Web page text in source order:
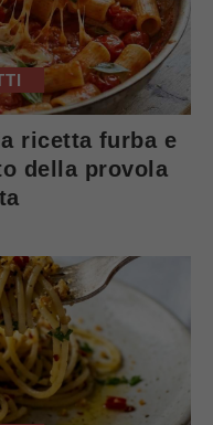
ricetta furba e
della provola